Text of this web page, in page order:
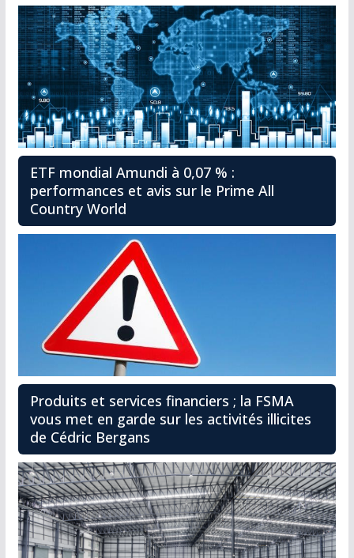
ETF mondial Amundi à 0,07 % :
performances et avis sur le Prime All
Country World
Produits et services financiers ; la FSMA
vous met en garde sur les activités illicites
de Cédric Bergans